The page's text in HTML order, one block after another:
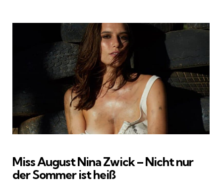
Miss August Nina Zwick – Nicht nur
der Sommer ist heiß